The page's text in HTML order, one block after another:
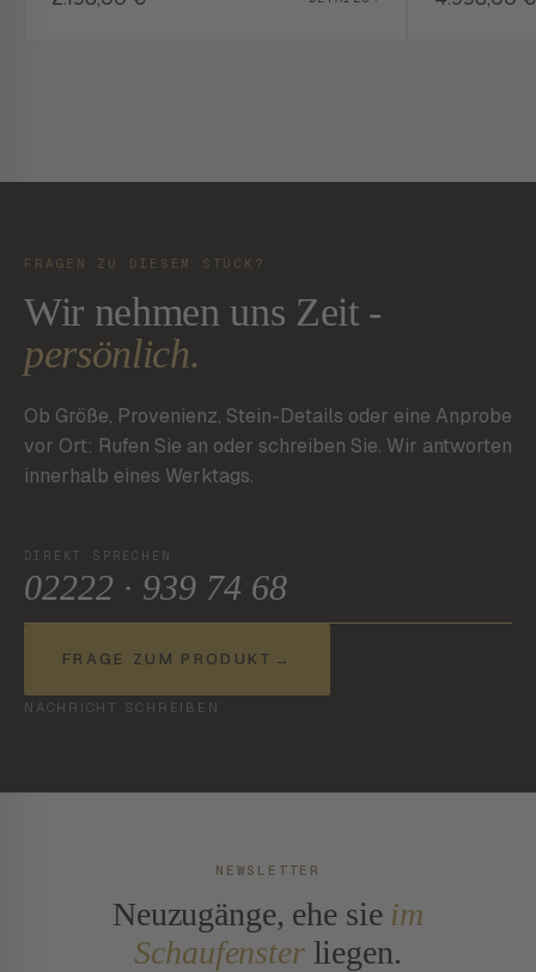
FRAGEN ZU DIESEM STÜCK?
Wir nehmen uns Zeit -
persönlich.
Ob Größe, Provenienz, Stein-Details oder eine Anprobe
vor Ort: Rufen Sie an oder schreiben Sie. Wir antworten
innerhalb eines Werktags.
DIREKT SPRECHEN
02222 · 939 74 68
FRAGE ZUM PRODUKT →
NACHRICHT SCHREIBEN
NEWSLETTER
Neuzugänge, ehe sie im
Schaufensterliegen.